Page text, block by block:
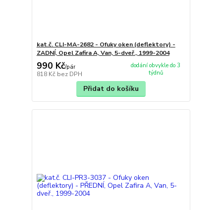
kat.č. CLI-MA-2682 - Ofuky oken (deflektory) -
ZADNÍ, Opel Zafira A, Van, 5-dveř., 1999-2004
990 Kč/pár
818 Kč bez DPH
dodání obvykle do 3
týdnů
Přidat do košíku